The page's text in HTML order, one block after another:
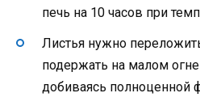
печь на 10 часов при
Листья нужно
подержать на малом
добиваясь полноценной